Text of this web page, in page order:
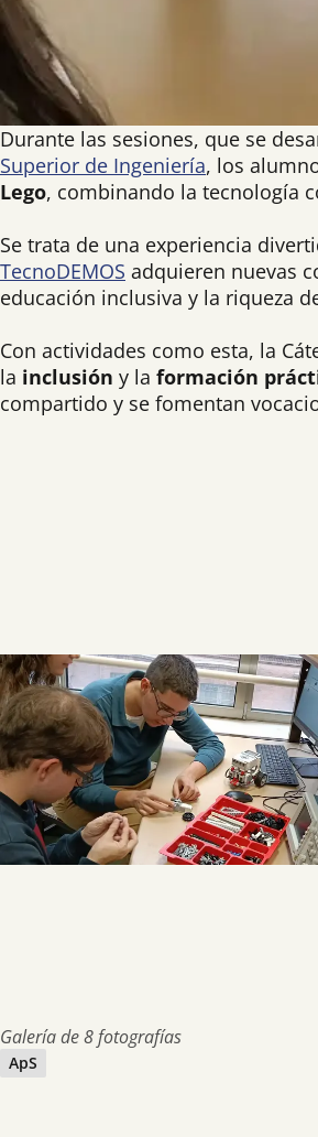
Durante las sesiones, que se
Superior de Ingeniería, los
Lego, combinando la tecnología
Se trata de una experiencia
TecnoDEMOS adquieren nuevas
educación inclusiva y la riqueza
Con actividades como esta, la
la inclusión y la formación
compartido y se fomentan
Galería de 8 fotografías
ApS